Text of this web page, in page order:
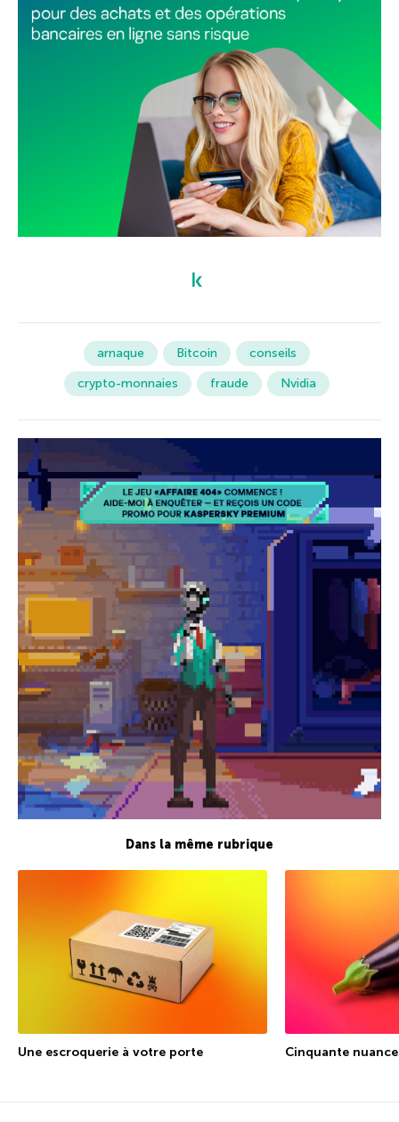
arnaque Bitcoin
conseils
crypto-monnaies
fraude Nvidia
Dans la même rubrique
Une escroquerie à votre porte Cinquante